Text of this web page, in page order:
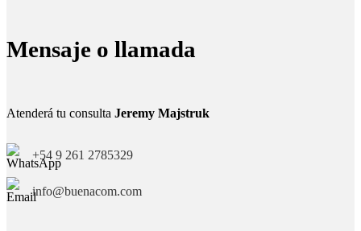
Mensaje o llamada
Atenderá tu consulta Jeremy Majstruk
+54 9 261 2785329
info@buenacom.com